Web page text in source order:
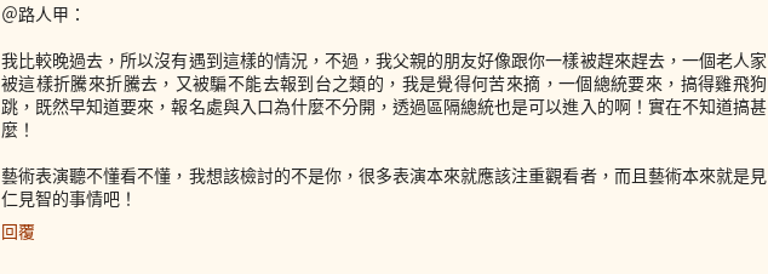
＠路人甲：
我比較晚過去，所以沒有遇到這樣的情況，不過，我父親的朋友好像跟你一樣被趕來趕去，一個老人家
被這樣折騰來折騰去，又被騙不能去報到台之類的，我是覺得何苦來摘，一個總統要來，搞得雞飛狗
跳，既然早知道要來，報名處與入口為什麼不分開，透過區隔總統也是可以進入的啊！實在不知道搞甚
麼！
藝術表演聽不懂看不懂，我想該檢討的不是你，很多表演本來就應該注重觀看者，而且藝術本來就是見
仁見智的事情吧！
回覆